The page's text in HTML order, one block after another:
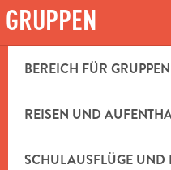
GRUPPEN
BEREICH FÜR GRUPPEN
REISEN UND
SCHULAUSFLÜGE UND
der Jahrgänge 2025
einen Moment des
der Region. Er wird im
und ist eine
in einer
zu entdecken.